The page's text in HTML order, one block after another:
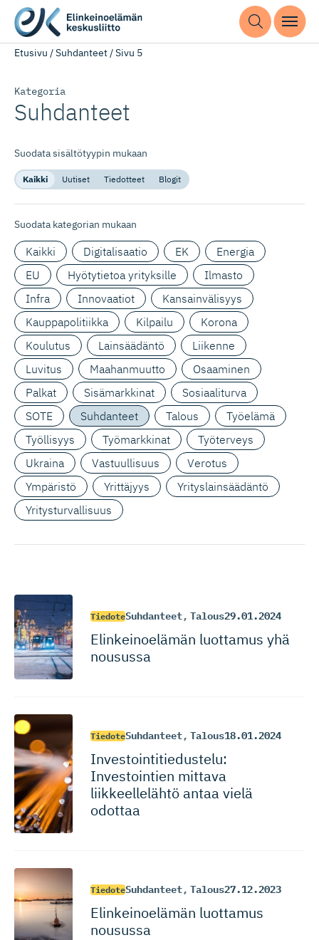
Etusivu /Suhdanteet/Sivu 5
Kategoria
Suhdanteet
Suodata sisältötyypin mukaan
Kaikki Uutiset Tiedotteet Blogit
Suodata kategorian mukaan
Kaikki Digitalisaatio EK
Energia
EU
Hyötytietoa yrityksille
Ilmasto
Infra
Innovaatiot
Kansainvälisyys
Kauppapolitiikka
Kilpailu
Korona
Koulutus
Lainsäädäntö
Liikenne
Luvitus
Maahanmuutto
Osaaminen
Palkat
Sisämarkkinat
Sosiaaliturva
SOTE
Suhdanteet Talous
Työelämä
Työllisyys
Työmarkkinat
Työterveys
Ukraina
Vastuullisuus
Verotus
Ympäristö
Yrittäjyys
Yrityslainsäädäntö
Yritysturvallisuus
TiedoteSuhdanteet, Talous29.01.2024
Elinkeinoelämän luottamus yhä
nousussa
TiedoteSuhdanteet, Talous18.01.2024
Investoin­ti­tie­dustelu:
Investointien mittava
liikkeellelähtö antaa vielä
odottaa
TiedoteSuhdanteet, Talous27.12.2023
Elinkeinoelämän luottamus
nousussa